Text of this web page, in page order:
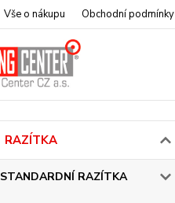
Vše o nákupu Obchodní podmínky
RAZÍTKA
STANDARDNÍ RAZÍTKA